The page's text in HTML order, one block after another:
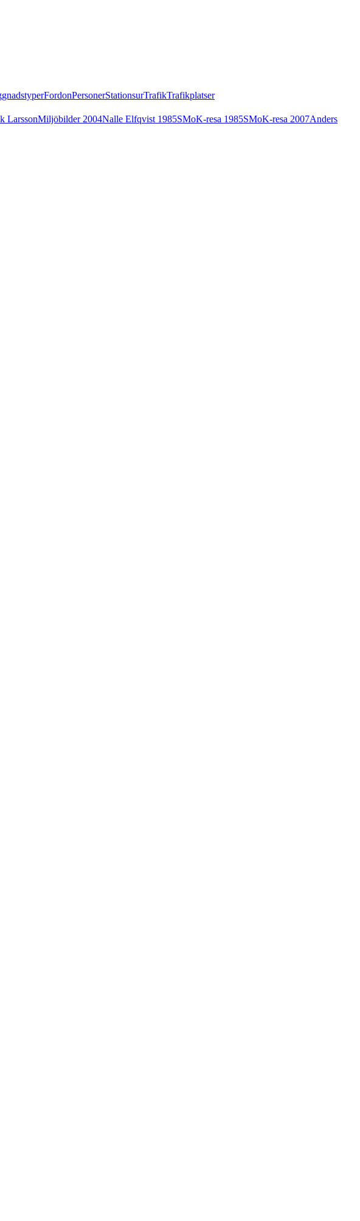
FordonPersonerStationsurTrafikTrafikplatser
LarssonMiljöbilder 2004Nalle Elfqvist 1985SMoK-resa 1985SMoK-resa 2007Anders